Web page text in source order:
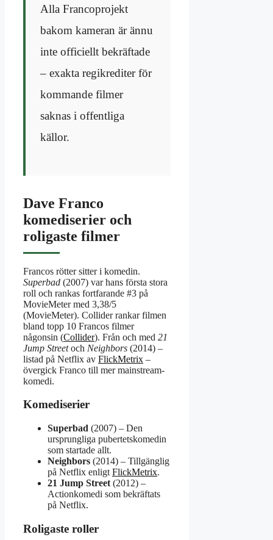
Alla Fran­co­projekt
bakom kameran är ännu
inte officiellt bekräftade
– exakta regi­krediter för
kommande filmer
saknas i offentliga
källor.
Dave Franco
komediserier och
roligaste filmer
Francos rötter sitter i komedin.
Superbad (2007) var hans första stora
roll och rankas fortfarande #3 på
MovieMeter med 3,38/5
(MovieMeter). Collider rankar filmen
bland topp 10 Francos filmer
någonsin (Collider). Från och med 21
Jump Streetoch Neighbors (2014) –
listad på Netflix av FlickMetrix –
övergick Franco till mer mainstream­
komedi.
Komediserier
Superbad (2007) – Den
ursprungliga pubertets­komedin
som startade allt.
Neighbors (2014) – Tillgänglig
på Netflix enligt FlickMetrix.
21 Jump Street (2012) –
Action­komedi som bekräftats
på Netflix.
Roligaste roller